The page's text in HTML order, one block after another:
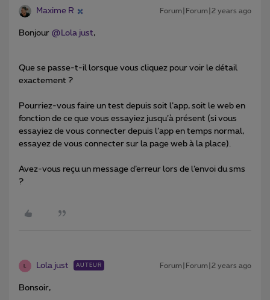
Maxime R Forum|Forum|2 years ago
Bonjour @Lola just,
Que se passe-t-il lorsque vous cliquez pour voir le détail
exactement ?
Pourriez-vous faire un test depuis soit l’app, soit le web en
fonction de ce que vous essayiez jusqu’à présent (si vous
essayiez de vous connecter depuis l’app en temps normal,
essayez de vous connecter sur la page web à la place).
Avez-vous reçu un message d’erreur lors de l’envoi du sms
?
Lola just AUTEUR Forum|Forum|2 years ago
Bonsoir,